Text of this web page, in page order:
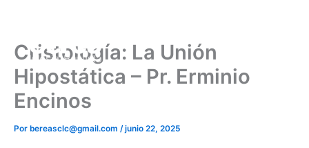
Cristología: La Unión
Hipostática – Pr. Erminio
Encinos
Por bereasclc@gmail.com /junio 22, 2025